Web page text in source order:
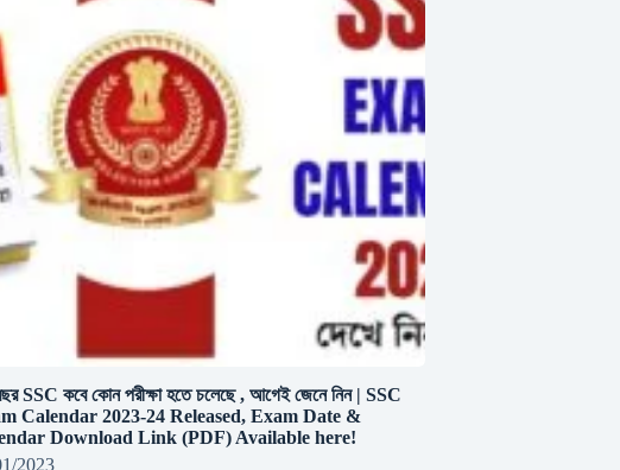
SSC কবে কোন পরীক্ষা হতে চলেছে , আগেই জেনে নিন | SSC
Calendar 2023-24 Released, Exam Date &
Download Link (PDF) Available here!
2023